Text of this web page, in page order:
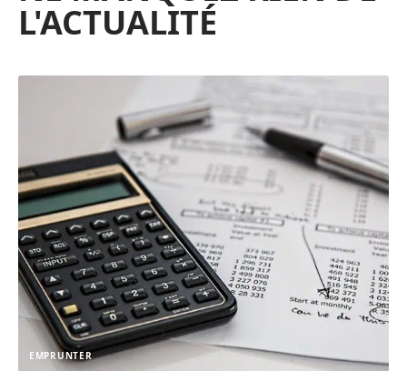
L'ACTUALITÉ
EMPRUNTER